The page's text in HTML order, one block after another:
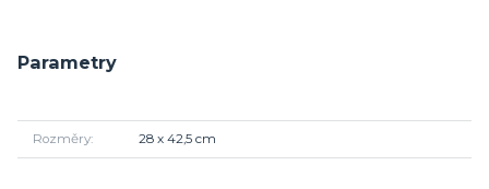
Parametry
Rozměry 28 x 42,5 cm